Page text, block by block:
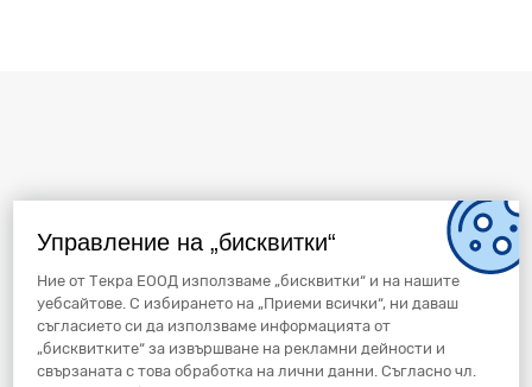
Управление на „бисквитки“
Ние от Текра ЕООД използваме „бисквитки“ и на нашите
уебсайтове. С избирането на „Приеми всички“, ни даваш
съгласието си да използваме информацията от
„бисквитките“ за извършване на рекламни дейности и
свързаната с това обработка на лични данни. Съгласно чл.